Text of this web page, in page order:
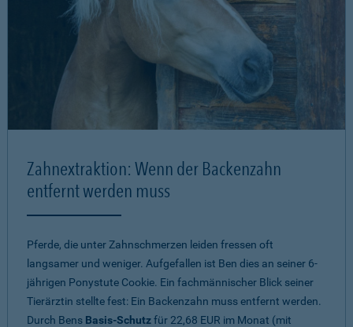
Zahnextraktion: Wenn der Backenzahn
entfernt werden muss
Pferde, die unter Zahnschmerzen leiden fressen oft
langsamer und weniger. Aufgefallen ist Ben dies an seiner 6-
jährigen Ponystute Cookie. Ein fachmännischer Blick seiner
Tierärztin stellte fest: Ein Backenzahn muss entfernt werden.
Durch Bens Basis-Schutzfür 22,68 EUR im Monat (mit